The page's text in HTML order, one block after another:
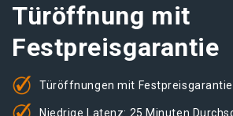
Türöffnung mit
Festpreisgarantie
Türöffnungen mit Festpreisgarantie
Niedrige Latenz: 25 Minuten